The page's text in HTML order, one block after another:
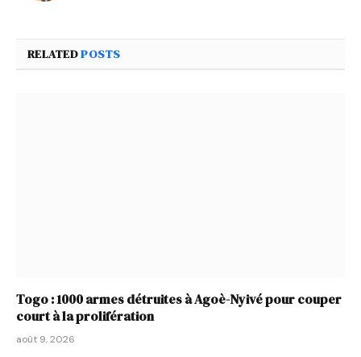
RELATEDPOSTS
Togo : 1000 armes détruites à Agoè-Nyivé pour couper
court à la prolifération
août 9, 2026